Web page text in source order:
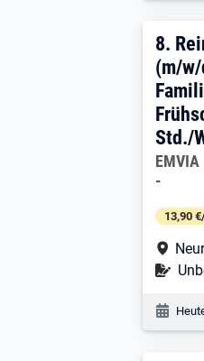
8.
8.
(m/
Std./
-
13,90